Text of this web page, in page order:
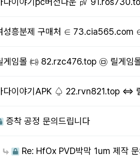
성흥분제 구매처 ∈ 73.cia565.com
게임몰 ㈐ 82.rzc476.top ㉤ 릴게임
다이야기APK ♤ 22.rvn821.top ⇔
증착 공정 문의드립니다
Re: HfOx PVD박막 1um 제작 문